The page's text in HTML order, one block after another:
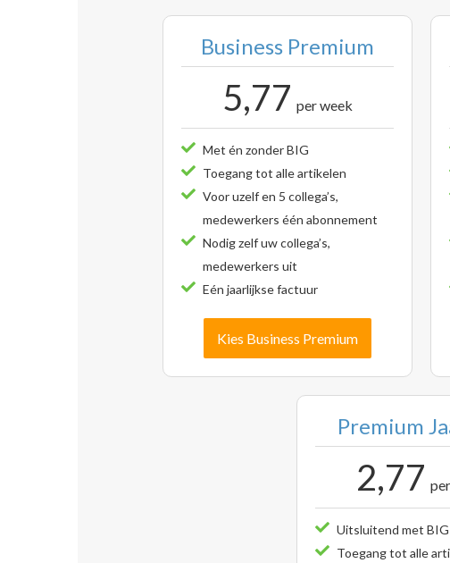
Business Premium
5,77 per week
Met én zonder BIG
Toegang tot alle artikelen
Voor uzelf en 5 collega’s,
medewerkers één abonnement
Nodig zelf uw collega’s,
medewerkers uit
Eén jaarlijkse factuur
Kies Business Premium
Premium
2,77
Uitsluitend met
Toegang tot alle